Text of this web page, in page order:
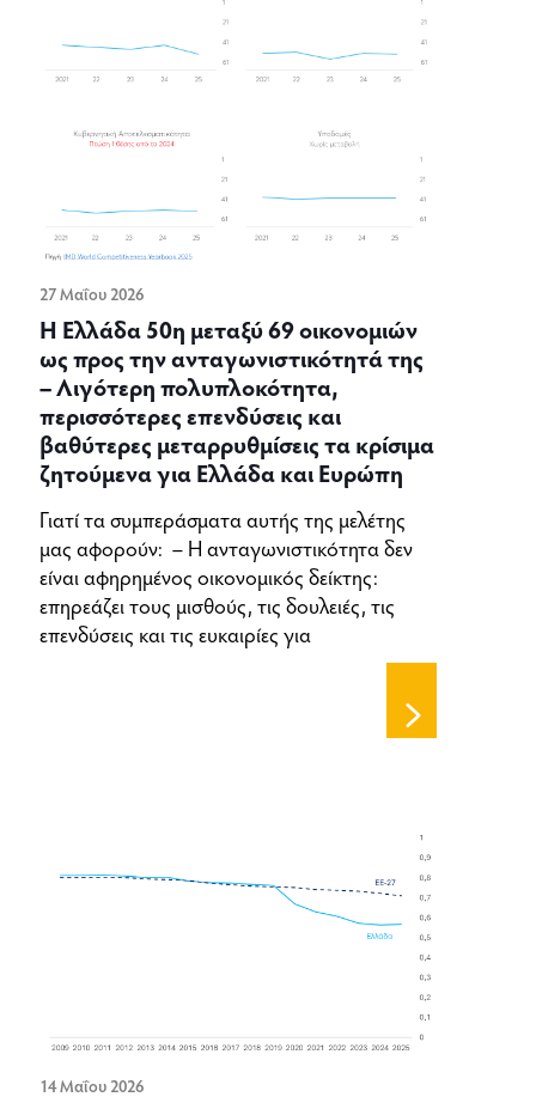
27 Μαΐου 2026
Η Ελλάδα 50η μεταξύ 69 οικονομιών
ως προς την ανταγωνιστικότητά της
– Λιγότερη πολυπλοκότητα,
περισσότερες επενδύσεις και
βαθύτερες μεταρρυθμίσεις τα κρίσιμα
ζητούμενα για Ελλάδα και Ευρώπη
Γιατί τα συμπεράσματα αυτής της μελέτης
μας αφορούν: – Η ανταγωνιστικότητα δεν
είναι αφηρημένος οικονομικός δείκτης:
επηρεάζει τους μισθούς, τις δουλειές, τις
επενδύσεις και τις ευκαιρίες για
14 Μαΐου 2026